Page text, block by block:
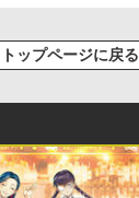
トップページに戻る